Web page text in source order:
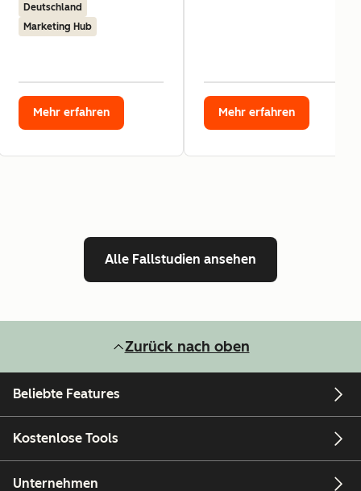
Deutschland
Marketing Hub
Mehr erfahren Mehr erfahren
Alle Fallstudien ansehen
Zurück nach oben
Beliebte Features
Kostenlose Tools
Unternehmen